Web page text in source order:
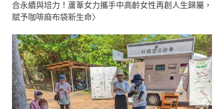
合永續與培力！蘆葦女力攜手中高齡女性再創人生歸屬，
賦予咖啡麻布袋新生命〉